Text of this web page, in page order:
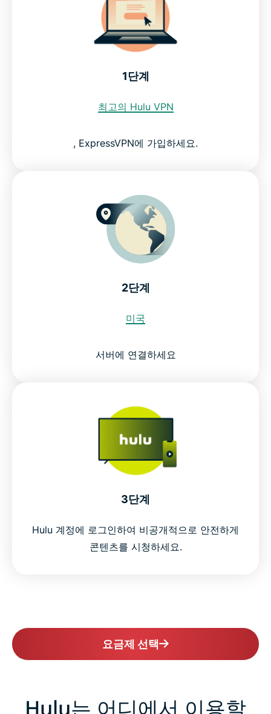
1단계
최고의 Hulu VPN
, ExpressVPN에 가입하세요.
2단계
미국
서버에 연결하세요
3단계
Hulu 계정에 로그인하여 비공개적으로 안전하게
콘텐츠를 시청하세요.
요금제 선택
Hulu는 어디에서 이용할